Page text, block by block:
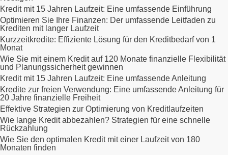
Kredit mit 15 Jahren Laufzeit: Eine umfassende Einführung
Optimieren Sie Ihre Finanzen: Der umfassende Leitfaden zu
Krediten mit langer Laufzeit
Kurzzeitkredite: Effiziente Lösung für den Kreditbedarf von 1
Monat
Wie Sie mit einem Kredit auf 120 Monate finanzielle Flexibilität
und Planungssicherheit gewinnen
Kredit mit 15 Jahren Laufzeit: Eine umfassende Anleitung
Kredite zur freien Verwendung: Eine umfassende Anleitung für
20 Jahre finanzielle Freiheit
Effektive Strategien zur Optimierung von Kreditlaufzeiten
Wie lange Kredit abbezahlen? Strategien für eine schnelle
Rückzahlung
Wie Sie den optimalen Kredit mit einer Laufzeit von 180
Monaten finden